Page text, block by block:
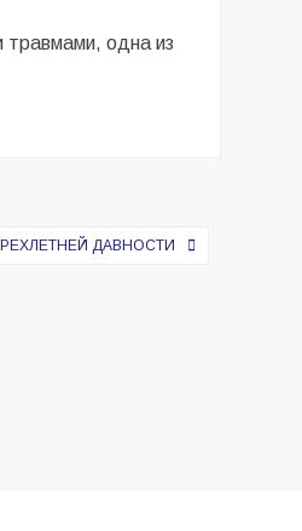
травмами, одна из
ДАВНОСТИ